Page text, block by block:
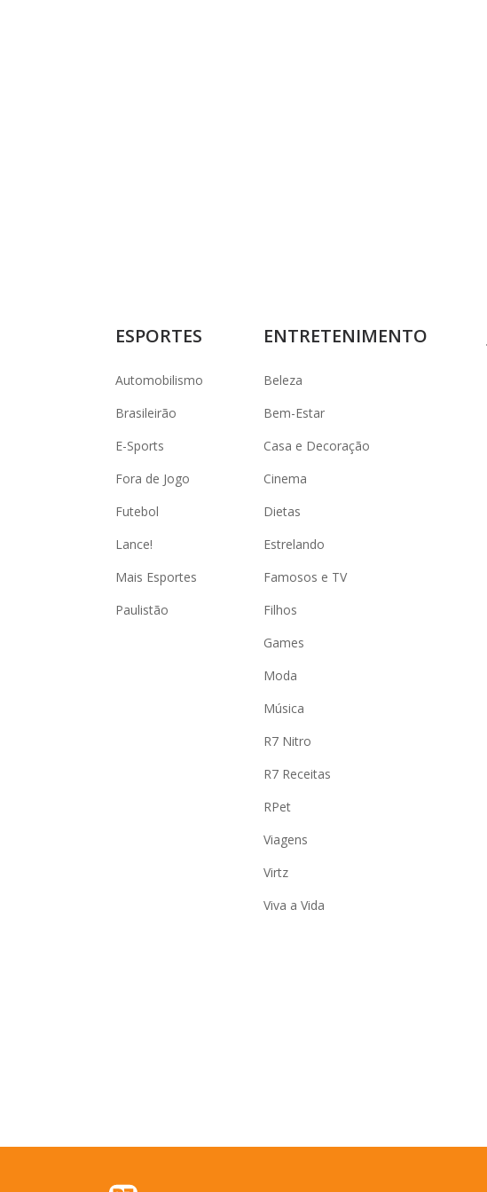
ESPORTES
Automobilismo
Brasileirão
E-Sports
Fora de Jogo
Futebol
Lance!
Mais Esportes
Paulistão
ENTRETENIMENTO
Beleza
Bem-Estar
Casa e Decoração
Cinema
Dietas
Estrelando
Famosos e TV
Filhos
Games
Moda
Música
R7 Nitro
R7 Receitas
RPet
Viagens
Virtz
Viva a Vida